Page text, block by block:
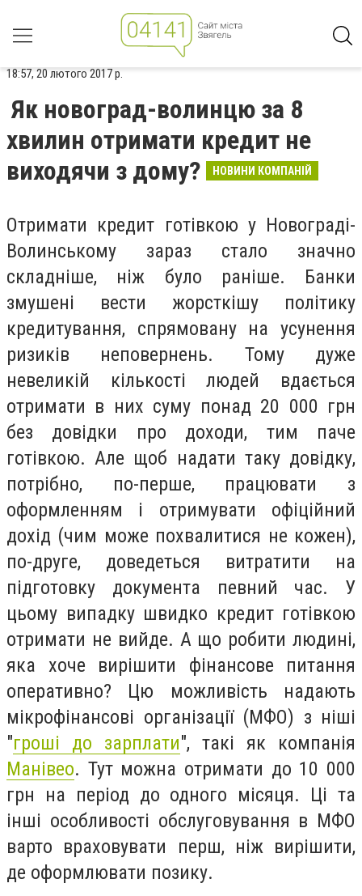
18:57, 20 лютого 2017 р.
Як новоград-волинцю за 8
хвилин отримати кредит не
виходячи з дому?
НОВИНИ КОМПАНІЙ
Отримати кредит готівкою у Новограді-
Волинському зараз стало значно
складніше, ніж було раніше. Банки
змушені вести жорсткішу політику
кредитування, спрямовану на усунення
ризиків неповернень. Тому дуже
невеликій кількості людей вдається
отримати в них суму понад 20 000 грн
без довідки про доходи, тим паче
готівкою. Але щоб надати таку довідку,
потрібно, по-перше, працювати з
оформленням і отримувати офіційний
дохід (чим може похвалитися не кожен),
по-друге, доведеться витратити на
підготовку документа певний час. У
цьому випадку швидко кредит готівкою
отримати не вийде. А що робити людині,
яка хоче вирішити фінансове питання
оперативно? Цю можливість надають
мікрофінансові організації (МФО) з ніші
"гроші до зарплати", такі як компанія
Манівео. Тут можна отримати до 10 000
грн на період до одного місяця. Ці та
інші особливості обслуговування в МФО
варто враховувати перш, ніж вирішити,
де оформлювати позику.